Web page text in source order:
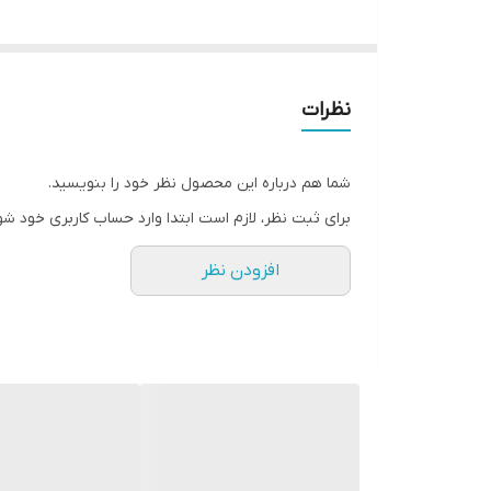
نظرات
شما هم درباره این محصول نظر خود را بنویسید.
برای ثبت نظر، لازم است ابتدا وارد حساب کاربری خود
افزودن نظر